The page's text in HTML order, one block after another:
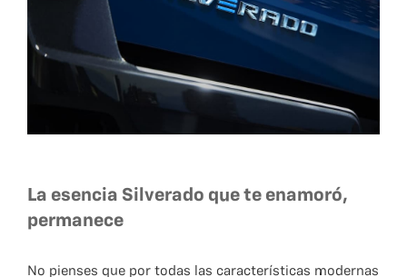
La esencia Silverado que te enamoró,
permanece
No pienses que por todas las características modernas